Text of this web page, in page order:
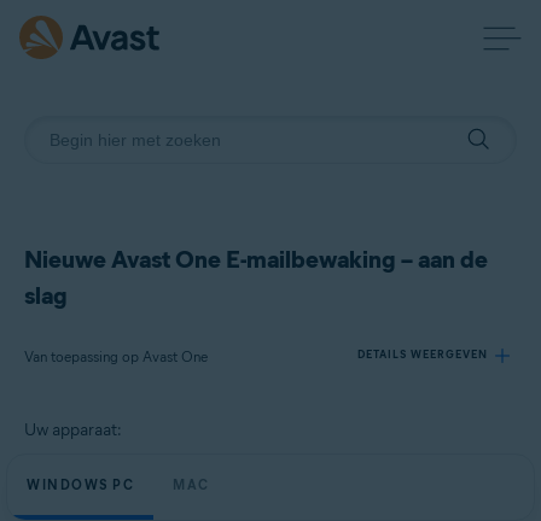
Nieuwe Avast One E-mailbewaking – aan de
slag
Van toepassing op Avast One DETAILS WEERGEVEN
Avast One
Uw apparaat:
WINDOWS PC MAC